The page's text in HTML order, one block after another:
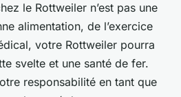
le Rottweiler n’est pas une
alimentation, de l’exercice
votre Rottweiler pourra
svelte et une santé de fer.
responsabilité en tant que